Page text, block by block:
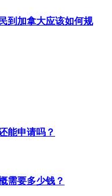
到加拿大应该如何规
能申请吗？
需要多少钱？